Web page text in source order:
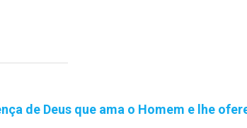
de Deus que ama o Homem e lhe